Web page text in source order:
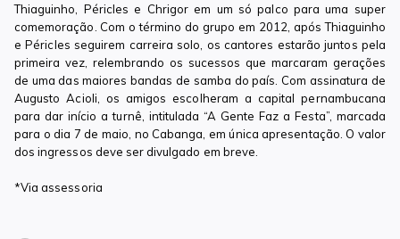
Thiaguinho, Péricles e Chrigor em um só palco para uma super
comemoração. Com o término do grupo em 2012, após Thiaguinho
e Péricles seguirem carreira solo, os cantores estarão juntos pela
primeira vez, relembrando os sucessos que marcaram gerações
de uma das maiores bandas de samba do país. Com assinatura de
Augusto Acioli, os amigos escolheram a capital pernambucana
para dar início a turnê, intitulada “A Gente Faz a Festa”, marcada
para o dia 7 de maio, no Cabanga, em única apresentação. O valor
dos ingressos deve ser divulgado em breve.
*Via assessoria